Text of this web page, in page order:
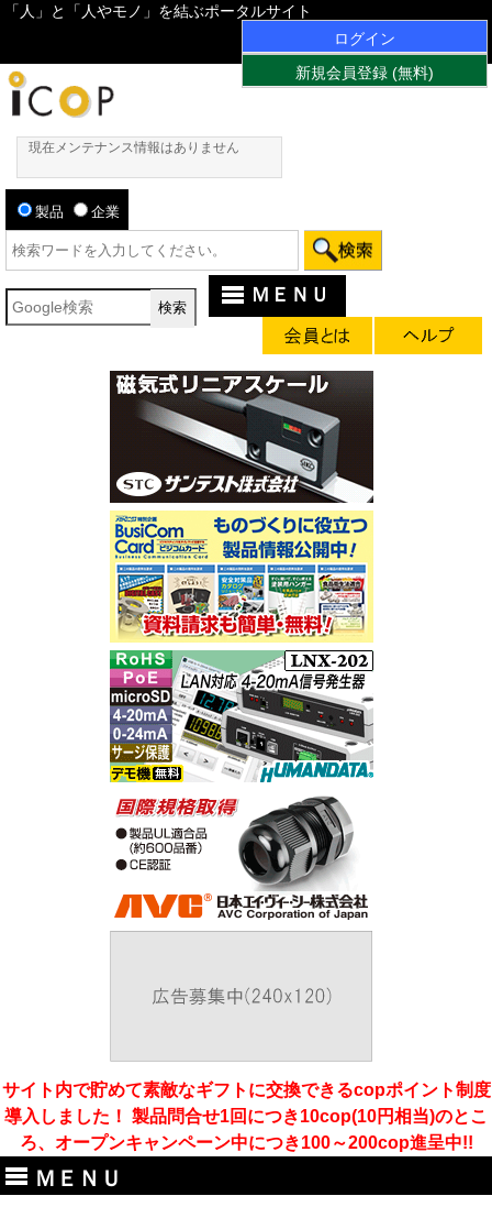
「人」と「人やモノ」を結ぶポータルサイト
ログイン
新規会員登録 (無料)
現在メンテナンス情報はありません
製品 企業
ＭＥＮＵ
サイト内で貯めて素敵なギフトに交換できるcopポイント制度
導入しました！ 製品問合せ1回につき10cop(10円相当)のとこ
ろ、オープンキャンペーン中につき100～200cop進呈中!!
ＭＥＮＵ